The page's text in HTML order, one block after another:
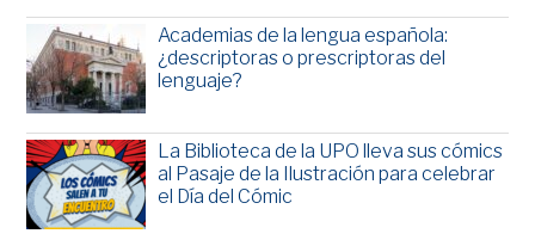
Academias de la lengua española:
¿descriptoras o prescriptoras del
lenguaje?
La Biblioteca de la UPO lleva sus cómics
al Pasaje de la Ilustración para celebrar
el Día del Cómic